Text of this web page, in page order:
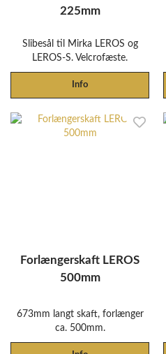
225mm
Slibesål til Mirka LEROS og
LEROS-S. Velcrofæste.
Info
Forlængerskaft LEROS
500mm
673mm langt skaft, forlænger
ca. 500mm.